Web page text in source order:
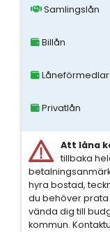
Samlingslån
Billån
Privatlån
Att låna
tillbaka
hyra bostad,
du behöver
vända dig till
kommun.